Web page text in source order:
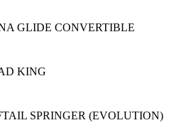
GLIDE CONVERTIBLE
KING
SPRINGER (EVOLUTION)